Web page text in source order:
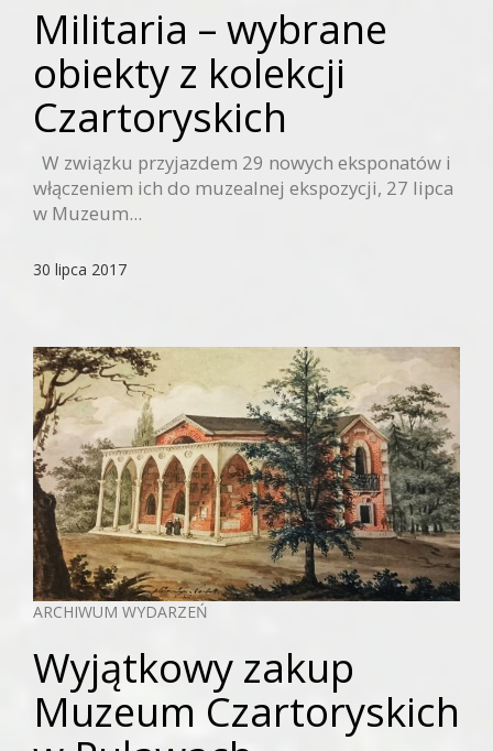
Militaria – wybrane
obiekty z kolekcji
Czartoryskich
W związku przyjazdem 29 nowych eksponatów i
włączeniem ich do muzealnej ekspozycji, 27 lipca
w Muzeum...
30 lipca 2017
ARCHIWUM WYDARZEŃ
Wyjątkowy zakup
Muzeum Czartoryskich